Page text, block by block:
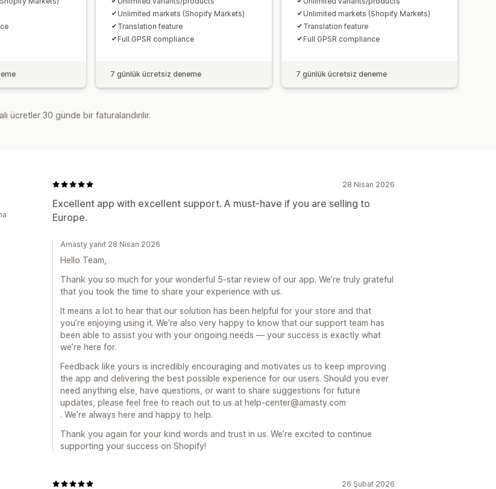
Unlimited markets (Shopify Markets)
Translation feature
Full GPSR compliance
7 günlük ücretsiz deneme
Unlimited markets (Shopify Markets)
Translation feature
Full GPSR compliance
7 günlük ücretsiz deneme
ücretler 30 günde bir faturalandırılır.
28 Nisan 2026
Excellent app with excellent support. A must-have if you are selling to
Europe.
Amasty yanıt 28 Nisan 2026
Hello Team,
Thank you so much for your wonderful 5-star review of our app. We’re truly grateful
that you took the time to share your experience with us.
It means a lot to hear that our solution has been helpful for your store and that
you’re enjoying using it. We’re also very happy to know that our support team has
been able to assist you with your ongoing needs — your success is exactly what
we’re here for.
Feedback like yours is incredibly encouraging and motivates us to keep improving
the app and delivering the best possible experience for our users. Should you ever
need anything else, have questions, or want to share suggestions for future
updates, please feel free to reach out to us at help-center@amasty.com
. We’re always here and happy to help.
Thank you again for your kind words and trust in us. We’re excited to continue
supporting your success on Shopify!
26 Şubat 2026